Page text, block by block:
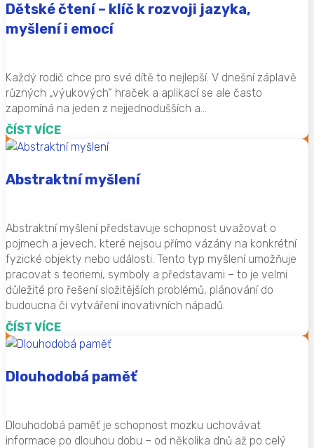
Dětské čtení – klíč k rozvoji jazyka,
myšlení i emocí
Každý rodič chce pro své dítě to nejlepší. V dnešní záplavě
různých „výukových“ hraček a aplikací se ale často
zapomíná na jeden z nejjednodušších a...
ČÍST VÍCE
Abstraktní myšlení
Abstraktní myšlení představuje schopnost uvažovat o
pojmech a jevech, které nejsou přímo vázány na konkrétní
fyzické objekty nebo události. Tento typ myšlení umožňuje
pracovat s teoriemi, symboly a představami – to je velmi
důležité pro řešení složitějších problémů, plánování do
budoucna či vytváření inovativních nápadů.
ČÍST VÍCE
Dlouhodobá paměť
Dlouhodobá paměť je schopnost mozku uchovávat
informace po dlouhou dobu – od několika dnů až po celý